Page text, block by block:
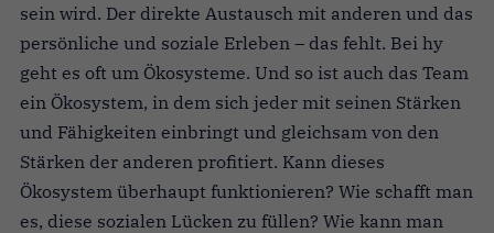
sein wird. Der direkte Austausch mit anderen und das
persönliche und soziale Erleben – das fehlt. Bei hy
geht es oft um Ökosysteme. Und so ist auch das Team
ein Ökosystem, in dem sich jeder mit seinen Stärken
und Fähigkeiten einbringt und gleichsam von den
Stärken der anderen profitiert. Kann dieses
Ökosystem überhaupt funktionieren? Wie schafft man
es, diese sozialen Lücken zu füllen? Wie kann man